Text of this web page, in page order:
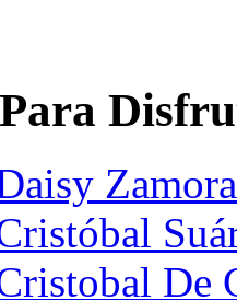
Zamora
De